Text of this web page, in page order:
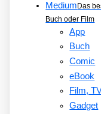
MediumDas
Buch oder Film
App
Buch
Comic
eBook
Film,
Gadget